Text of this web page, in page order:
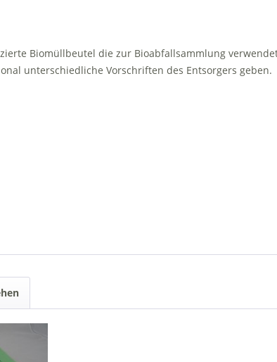
Biomüllbeutel die zur Bioabfallsammlung
unterschiedliche Vorschriften des Entsorgers geben.